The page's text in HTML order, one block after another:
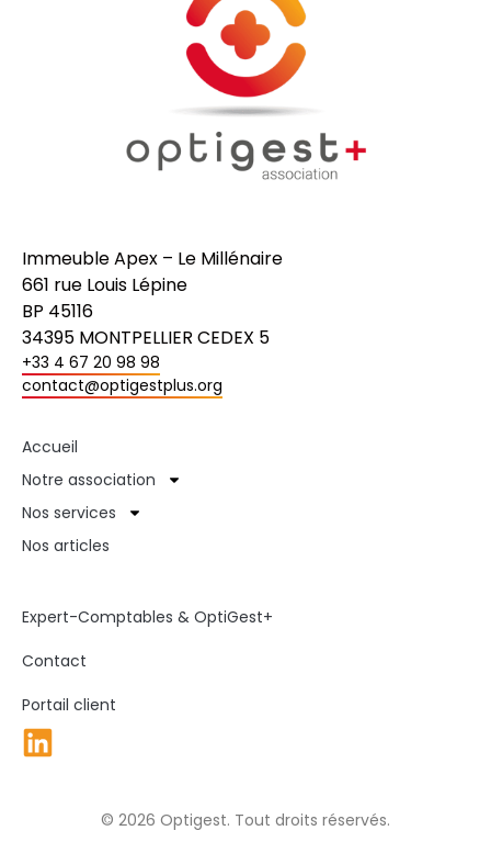
Immeuble Apex – Le Millénaire
661 rue Louis Lépine
BP 45116
34395 MONTPELLIER CEDEX 5
+33 4 67 20 98 98
contact@optigestplus.org
Accueil
Notre association
Nos services
Nos articles
Expert-Comptables & OptiGest+
Contact
Portail client
© 2026 Optigest. Tout droits réservés.